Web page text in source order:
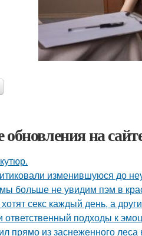
на
изменившуюся до
больше не увидим пэм в
секс каждый день, а
подходы к
прямо из заснеженного леса